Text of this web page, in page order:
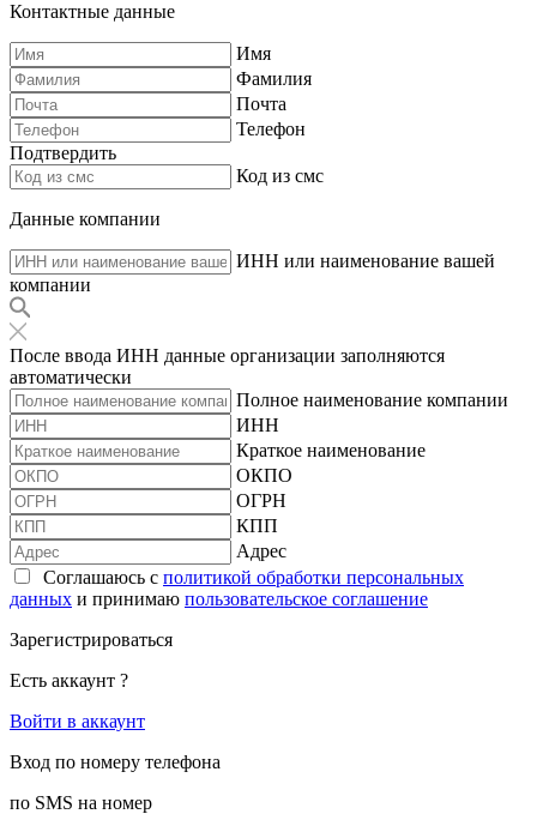
Контактные данные
Имя
Фамилия
Почта
Телефон
Подтвердить
Код из смс
Данные компании
ИНН или наименование вашей
компании
После ввода ИНН данные организации заполняются
автоматически
Полное наименование компании
ИНН
Краткое наименование
ОКПО
ОГРН
КПП
Адрес
Соглашаюсь с политикой обработки персональных
данных и принимаю пользовательское соглашение
Зарегистрироваться
Есть аккаунт ?
Войти в аккаунт
Вход по номеру телефона
по SMS на номер